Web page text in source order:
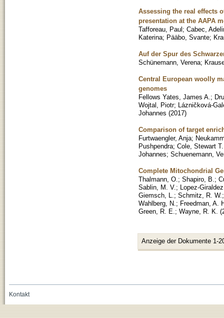
Assessing the real effects
presentation at the AAPA
Tafforeau, Paul; Cabec,
Katerina; Pääbo, Svante;
Auf der Spur des
Schünemann, Verena;
Central European woolly
genomes
Fellows Yates, James A. ;
Wojtal, Piotr; Lázničková-
Johannes (2017)
Comparison of target
Furtwaengler, Anja;
Pushpendra; Cole, Stewart T.
Johannes; Schuenemann,
Complete Mitochondrial
Thalmann, O. ; Shapiro, B. ;
Sablin, M. V. ; Lopez-
Giemsch, L. ; Schmitz, R. W.
Wahlberg, N. ; Freedman, A.
Green, R. E. ; Wayne, R. K. (
Anzeige der Dokumente 1-
Kontakt